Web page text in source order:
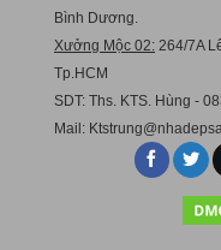
Bình Dương.
Xưởng Mộc 02: 264/7A
Tp.HCM
SDT: Ths. KTS. Hùng -
Mail: Ktstru